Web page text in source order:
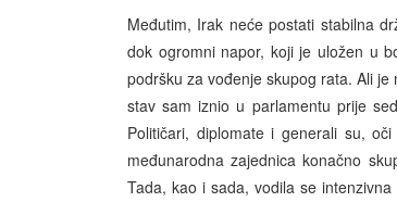
Međutim, Irak neće postati stabilna
dok ogromni napor, koji je uložen u
podršku za vođenje skupog rata. Ali
stav sam iznio u parlamentu prije
Političari, diplomate i generali su,
međunarodna zajednica konačno
Tada, kao i sada, vodila se